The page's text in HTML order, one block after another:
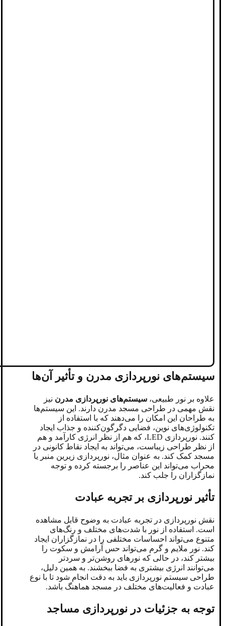
سیستم‌های نورپردازی مدرن و تأثیر آن‌ها
علاوه بر نور طبیعی، سیستم‌های نورپردازی مدرن نیز
نقش مهمی در طراحی مسجد مدرن دارند. این سیستم‌ها
به طراحان این امکان را می‌دهند که با استفاده از
تکنولوژی‌های نوین، فضایی دگرگون‌کننده و جذاب ایجاد
کنند. نورپردازی LED، که هم از نظر انرژی کارآمد و هم
از نظر طراحی زیباست، می‌تواند به ایجاد نقاط کانونی در
مسجد کمک کند. به عنوان مثال، نورپردازی زیرین منبر یا
محراب می‌تواند این عناصر را برجسته کرده و توجه
نمازگزاران را جلب کند.
تأثیر نورپردازی بر تجربه عبادت
نقش نورپردازی در تجربه عبادت به وضوح قابل مشاهده
است. استفاده از نور با شدت‌های مختلف و رنگ‌های
متنوع می‌تواند احساسات مختلفی را در نمازگزاران ایجاد
کند. نور ملایم و گرم می‌تواند حس آرامش و سکوت را
بیشتر کند، در حالی که نورهای روشن‌تر و سردتر
می‌توانند انرژی بیشتری به فضا ببخشند. به همین دلیل،
طراحی سیستم نورپردازی باید به دقت انجام شود تا با نوع
عبادت و فعالیت‌های مختلف در مسجد هماهنگ باشد.
توجه به جزئیات در نورپردازی مساجد